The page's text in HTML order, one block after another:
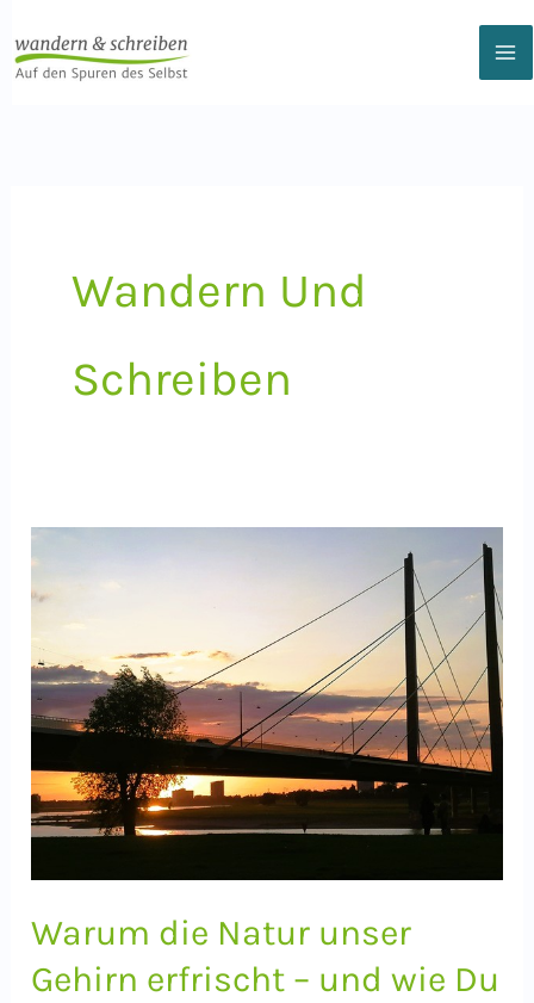
Inhalt
Wandern Und
Schreiben
Warum die Natur unser
Gehirn erfrischt – und wie Du